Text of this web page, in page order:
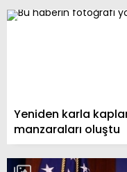
Yeniden karla
manzaraları oluştu